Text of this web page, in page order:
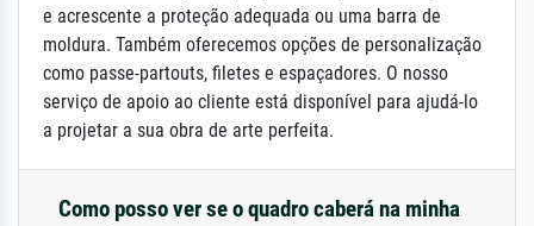
e acrescente a proteção adequada ou uma barra de
moldura. Também oferecemos opções de personalização
como passe-partouts, filetes e espaçadores. O nosso
serviço de apoio ao cliente está disponível para ajudá-lo
a projetar a sua obra de arte perfeita.
Como posso ver se o quadro caberá na minha